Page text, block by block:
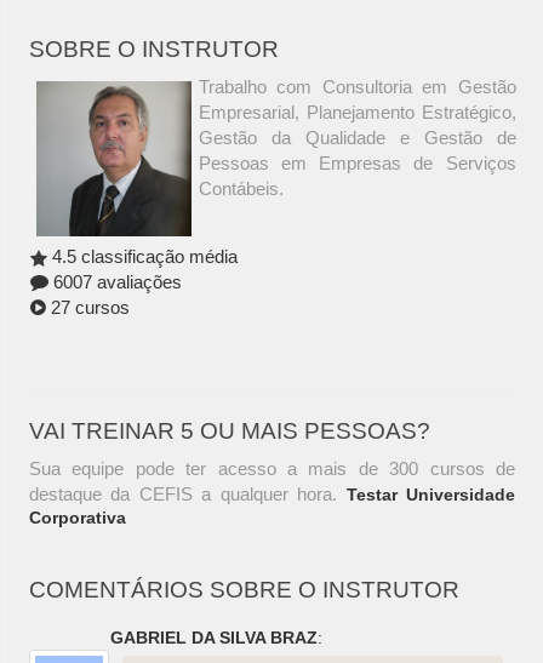
SOBRE O INSTRUTOR
Trabalho com Consultoria em Gestão
Empresarial, Planejamento Estratégico,
Gestão da Qualidade e Gestão de
Pessoas em Empresas de Serviços
Contábeis.
4.5 classificação média
6007 avaliações
27 cursos
VAI TREINAR 5 OU MAIS PESSOAS?
Sua equipe pode ter acesso a mais de 300 cursos de
destaque da CEFIS a qualquer hora. Testar Universidade
Corporativa
COMENTÁRIOS SOBRE O INSTRUTOR
GABRIEL DA SILVA BRAZ: